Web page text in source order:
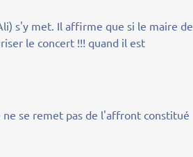
s'y met. Il affirme que si le maire de
le concert !!! quand il est
ne se remet pas de l'affront constitué